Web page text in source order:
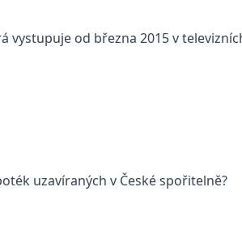
vystupuje od března 2015 v
uzavíraných v České spořitelně?